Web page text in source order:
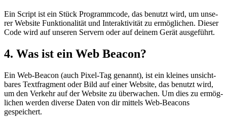
Ein Script ist ein Stück Pro­gramm­code, das benutzt wird, um unse­
rer Web­site Funk­tio­na­li­tät und Inter­ak­ti­vi­tät zu ermög­li­chen. Die­ser
Code wird auf unse­ren Ser­vern oder auf dei­nem Gerät ausgeführt.
4. Was ist ein Web Beacon?
Ein Web-Bea­con (auch Pixel-Tag genannt), ist ein klei­nes unsicht­
ba­res Text­frag­ment oder Bild auf einer Web­site, das benutzt wird,
um den Ver­kehr auf der Web­site zu über­wa­chen. Um dies zu ermög­
li­chen wer­den diver­se Daten von dir mit­tels Web-Bea­cons
gespeichert.